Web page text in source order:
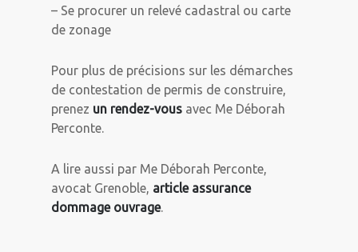
– Se procurer un relevé cadastral ou carte
de zonage
Pour plus de précisions sur les démarches
de contestation de permis de construire,
prenez un rendez-vous avec Me Déborah
Perconte.
A lire aussi par Me Déborah Perconte,
avocat Grenoble, article assurance
dommage ouvrage.